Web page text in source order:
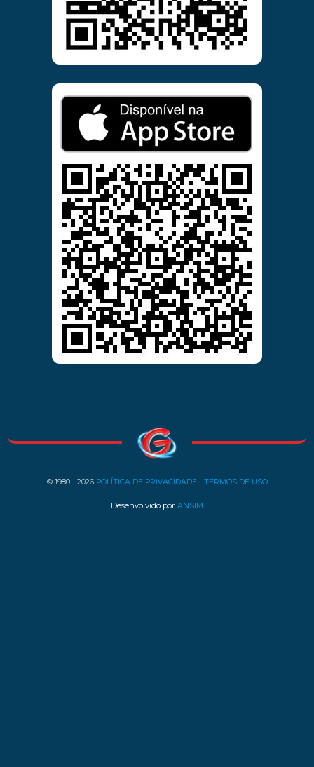
© 1980 - 2026 POLÍTICA DE PRIVACIDADE- TERMOS DE USO
Desenvolvido por ANSIM